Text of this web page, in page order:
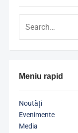
Meniu rapid
Noutăți
Evenimente
Media